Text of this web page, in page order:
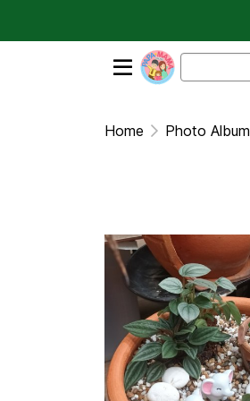
Home Photo Album